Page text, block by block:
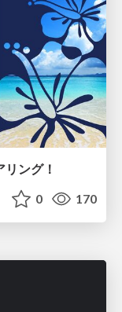
ング！
0 170